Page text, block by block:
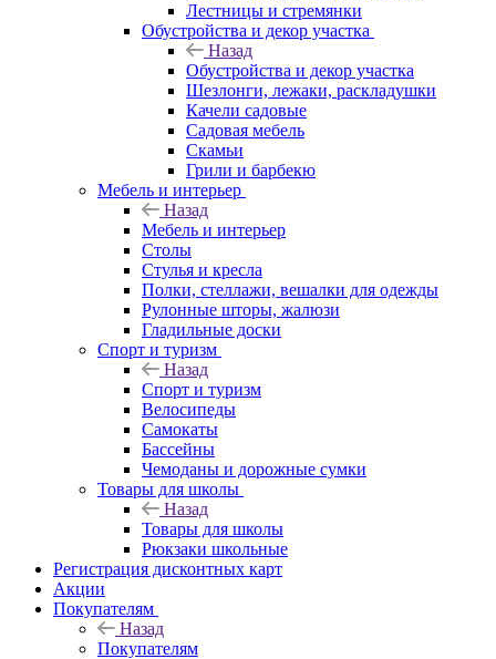
Лестницы и стремянки
Обустройства и декор участка
Назад
Обустройства и декор участка
Шезлонги, лежаки, раскладушки
Качели садовые
Садовая мебель
Скамьи
Грили и барбекю
Мебель и интерьер
Назад
Мебель и интерьер
Столы
Стулья и кресла
Полки, стеллажи, вешалки для одежды
Рулонные шторы, жалюзи
Гладильные доски
Спорт и туризм
Назад
Спорт и туризм
Велосипеды
Самокаты
Бассейны
Чемоданы и дорожные сумки
Товары для школы
Назад
Товары для школы
Рюкзаки школьные
Регистрация дисконтных карт
Акции
Покупателям
Назад
Покупателям